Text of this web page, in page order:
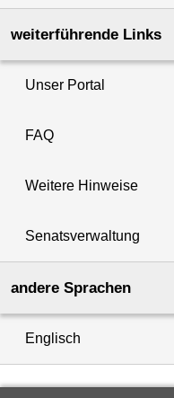
weiterführende Links
Unser Portal
FAQ
Weitere Hinweise
Senatsverwaltung
andere Sprachen
Englisch